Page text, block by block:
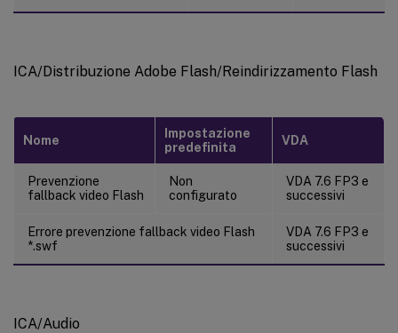
ICA/Distribuzione Adobe Flash/Reindirizzamento Flash
Nome
Impostazione
predefinita
VDA
Prevenzione
fallback video Flash
Non
configurato
VDA 7.6 FP3 e
successivi
Errore prevenzione fallback video Flash
*.swf
VDA 7.6 FP3 e
successivi
ICA/Audio